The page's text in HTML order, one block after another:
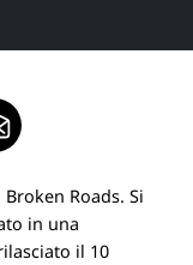
Roads. Si
in una
il 10